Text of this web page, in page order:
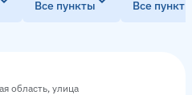
Все пункты Все
область, улица